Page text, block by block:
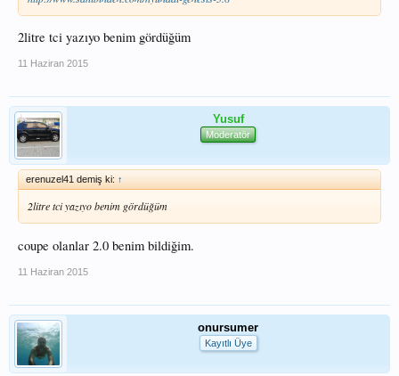
2litre tci yazıyo benim gördüğüm
11 Haziran 2015
Yusuf
Moderatör
erenuzel41 demiş ki: ↑
2litre tci yazıyo benim gördüğüm
coupe olanlar 2.0 benim bildiğim.
11 Haziran 2015
onursumer
Kayıtlı Üye